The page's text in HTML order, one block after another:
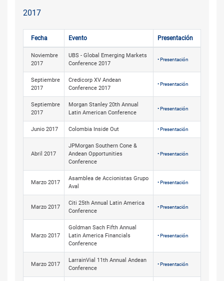
2017
Fecha Evento Presentación
Noviembre
2017
UBS - Global Emerging Markets
Conference 2017
• Presentación
Septiembre
2017
Credicorp XV Andean
Conference 2017
• Presentación
Septiembre
2017
Morgan Stanley 20th Annual
Latin American Conference
• Presentación
Junio 2017 Colombia Inside Out • Presentación
Abril 2017
JPMorgan Southern Cone &
Andean Opportunities
Conference
• Presentación
Marzo 2017
Asamblea de Accionistas Grupo
Aval
• Presentación
Marzo 2017
Citi 25th Annual Latin America
Conference
• Presentación
Marzo 2017
Goldman Sach Fifth Annual
Latin America Financials
Conference
• Presentación
Marzo 2017
LarrainVial 11th Annual Andean
Conference
• Presentación